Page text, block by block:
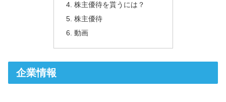
株主優待を貰うには？
株主優待
動画
企業情報